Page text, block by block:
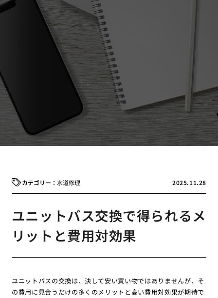
2025.11.28
水道修理
ユニットバス交換で得られるメ
リットと費用対効果
ユニットバスの交換は、決して安い買い物ではありませんが、そ
の費用に見合うだけの多くのメリットと高い費用対効果が期待で